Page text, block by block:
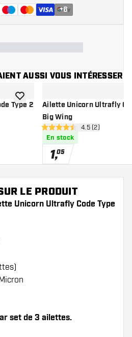
+6
AUSSI VOUS INTÉRESSER
Type 2
des avis
ajouter à la liste de souhaits
Ailette Unicorn Ultrafly
Big Wing
ouvrir le
4.5 étoiles de notation
4.5 (2)
En stock
1,05
LE PRODUIT
Unicorn Ultrafly Code Type
set de 3 ailettes.